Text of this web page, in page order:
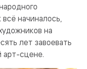
всё начиналось,
на
лет завоевать
арт-сцене.